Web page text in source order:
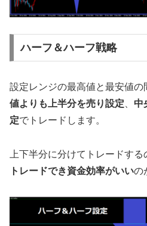
ハーフ＆ハーフ戦略
設定レンジの最高値と最安値の
値よりも上半分を売り設定
中
定でトレードします。
上下半分に分けてトレードする
トレードでき資金効率がいいの